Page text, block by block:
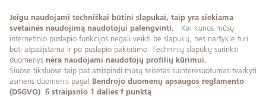
Jeigu naudojami techniškai būtini slapukai, taip yra siekiama
svetainės naudojimą naudotojui palengvinti.
Kai kurios mūsų
internetinio puslapio funkcijos negali veikti be slapukų, nes naršyklė turi
būti atpažįstama ir po puslapio pakeitimo. Techninių slapukų surinkti
duomenys nėra naudojami naudotojų profilių kūrimui.
Šiuose tiksluose taip pat atsispindi mūsų teisėtas suinteresuotumas tvarkyti
asmens duomenis pagal
Bendrojo duomenų apsaugos reglamento
(DSGVO)
6 straipsnio 1 dalies f punktą.